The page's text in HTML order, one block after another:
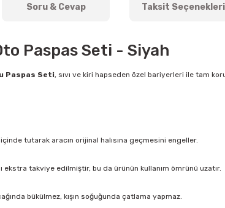
Soru & Cevap Taksit Seçenekleri
Paspas Seti - Siyah
Paspas Seti, sıvı ve kiri hapseden özel bariyerleri ile tam
tutarak aracın orijinal halısına geçmesini engeller.
ekstra takviye edilmiştir, bu da ürünün kullanım ömrünü uzatır.
bükülmez, kışın soğuğunda çatlama yapmaz.